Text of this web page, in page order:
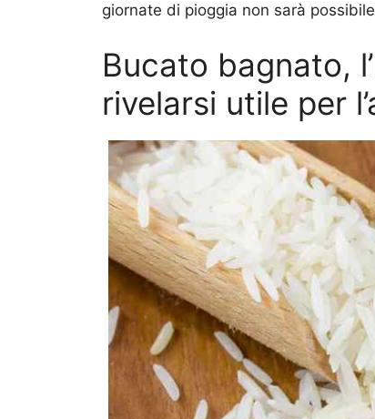
giornate di pioggia non sarà
Bucato bagnato,
rivelarsi utile per